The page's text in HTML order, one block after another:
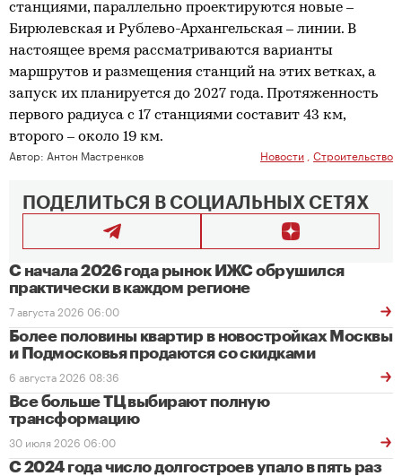
станциями, параллельно проектируются новые –
Бирюлевская и Рублево-Архангельская – линии. В
настоящее время рассматриваются варианты
маршрутов и размещения станций на этих ветках, а
запуск их планируется до 2027 года. Протяженность
первого радиуса с 17 станциями составит 43 км,
второго – около 19 км.
Автор: Антон Мастренков Новости Строительство
ПОДЕЛИТЬСЯ В СОЦИАЛЬНЫХ СЕТЯХ
С начала 2026 года рынок ИЖС обрушился
практически в каждом регионе
7 августа 2026 06:00
Более половины квартир в новостройках Москвы
и Подмосковья продаются со скидками
6 августа 2026 08:36
Все больше ТЦ выбирают полную
трансформацию
30 июля 2026 06:00
С 2024 года число долгостроев упало в пять раз